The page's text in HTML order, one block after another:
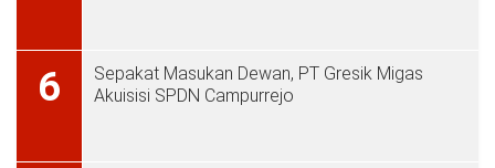
6
Sepakat Masukan Dewan, PT Gresik Migas
Akuisisi SPDN Campurrejo